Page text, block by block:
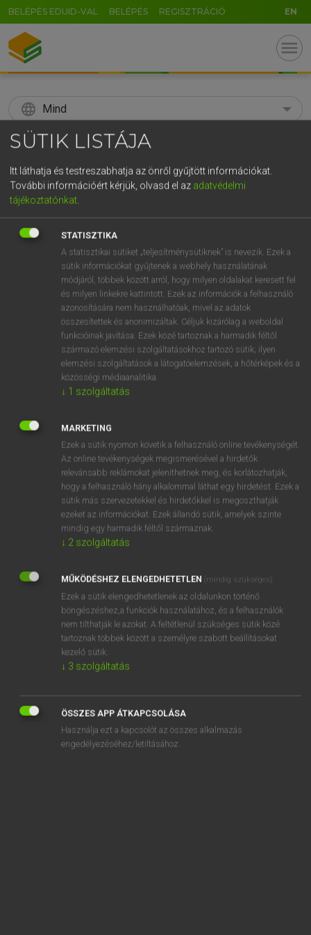
BELÉPÉS EDUID-VAL BELÉPÉS REGISZTRÁCIÓ EN
menu
language Mind
search
KERESÉS
Díjmentes angol szótár
nm valaki
⚲ someonekeresése szótárainkban
DÍJMENTES ANGOL SZÓTÁR
somebody
somehow
someone
someplace
somersault
SZOTAR.NET APPLIKÁCIÓ
ONLINE NYELVVIZSGA
SÜTIK LISTÁJA
Itt láthatja és testreszabhatja az önről gyűjtött információkat.
További információért kérjük, olvasd el az adatvédelmi
tájékoztatónkat
STATISZTIKA
A statisztikai sütiket „teljesítménysütiknek” is nevezik. Ezek a
sütik információkat gyűjtenek a webhely használatának
módjáról, többek között arról, hogy milyen oldalakat keresett fel
és milyen linkekre kattintott. Ezek az információk a felhasználó
azonosítására nem használhatóak, mivel az adatok
összesítettek és anonimizáltak. Céljuk kizárólag a weboldal
funkcióinak javítása. Ezek közé tartoznak a harmadik féltől
származó elemzési szolgáltatásokhoz tartozó sütik; ilyen
elemzési szolgáltatások a látogatóelemzések, a hőtérképek és a
közösségi médiaanalitika.
↓ 1 szolgáltatás
MARKETING
Ezek a sütik nyomon követik a felhasználó online tevékenységét.
Az online tevékenységek megismerésével a hirdetők
relevánsabb reklámokat jeleníthetnek meg, és korlátozhatják,
hogy a felhasználó hány alkalommal láthat egy hirdetést. Ezek a
sütik más szervezetekkel és hirdetőkkel is megoszthatják
ezeket az információkat. Ezek állandó sütik, amelyek szinte
mindig egy harmadik féltől származnak.
↓ 2 szolgáltatás
MŰKÖDÉSHEZ ELENGEDHETETLEN (mindig szükséges)
Ezek a sütik elengedhetetlenek az oldalunkon történő
böngészéshez,a funkciók használatához, és a felhasználók
nem tilthatják le azokat. A feltétlenül szükséges sütik közé
tartoznak többek között a személyre szabott beállításokat
kezelő sütik.
↓ 3 szolgáltatás
ÖSSZES APP ÁTKAPCSOLÁSA
Használja ezt a kapcsolót az összes alkalmazás
engedélyezéséhez/letiltásához.
GR
5 6 7 8 9 ö ü ó
r t z u i o p ő ú
k l ű
n m , . AltGr